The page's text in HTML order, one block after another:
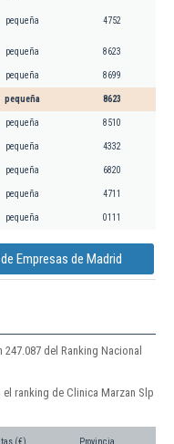
pequeña 4752
pequeña 8623
pequeña 8699
pequeña 8623
pequeña 8510
pequeña 4332
pequeña 6820
pequeña 4711
pequeña 0111
Empresas de Madrid
del Ranking Nacional
ranking de Clinica Marzan Slp
(€) Provincia